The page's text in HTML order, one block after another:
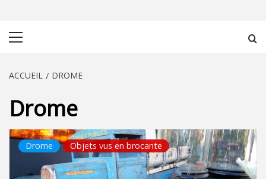
ACCUEIL DROME
Drome
Drome Objets vus en brocante